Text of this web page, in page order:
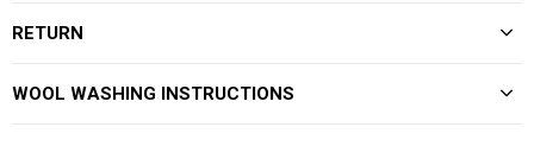
RETURN
WOOL WASHING INSTRUCTIONS